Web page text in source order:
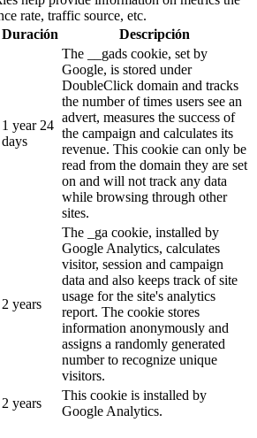
rate, traffic source, etc.
Duración Descripción
1 year 24
days
The __gads cookie, set by
Google, is stored under
DoubleClick domain and tracks
the number of times users see an
advert, measures the success of
the campaign and calculates its
revenue. This cookie can only be
read from the domain they are set
on and will not track any data
while browsing through other
sites.
2 years
The _ga cookie, installed by
Google Analytics, calculates
visitor, session and campaign
data and also keeps track of site
usage for the site's analytics
report. The cookie stores
information anonymously and
assigns a randomly generated
number to recognize unique
visitors.
2 years
This cookie is installed by
Google Analytics.